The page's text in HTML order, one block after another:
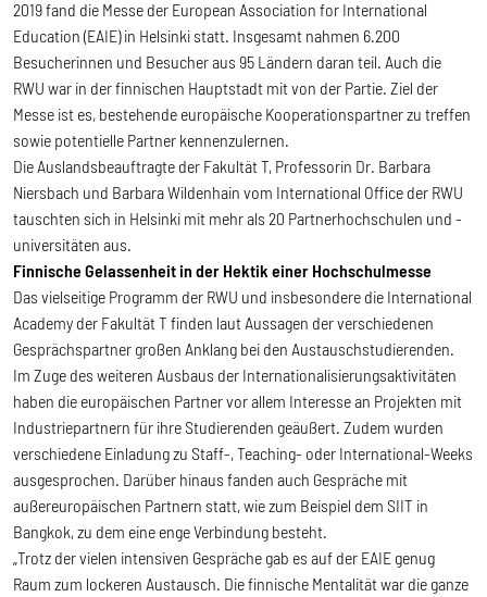
2019 fand die Messe der European Association for International
Education (EAIE) in Helsinki statt. Insgesamt nahmen 6.200
Besucherinnen und Besucher aus 95 Ländern daran teil. Auch die
RWU war in der finnischen Hauptstadt mit von der Partie. Ziel der
Messe ist es, bestehende europäische Kooperationspartner zu treffen
sowie potentielle Partner kennenzulernen.
Die Auslandsbeauftragte der Fakultät T, Professorin Dr. Barbara
Niersbach und Barbara Wildenhain vom International Office der RWU
tauschten sich in Helsinki mit mehr als 20 Partnerhochschulen und -
universitäten aus.
Finnische Gelassenheit in der Hektik einer Hochschulmesse
Das vielseitige Programm der RWU und insbesondere die International
Academy der Fakultät T finden laut Aussagen der verschiedenen
Gesprächspartner großen Anklang bei den Austauschstudierenden.
Im Zuge des weiteren Ausbaus der Internationalisierungsaktivitäten
haben die europäischen Partner vor allem Interesse an Projekten mit
Industriepartnern für ihre Studierenden geäußert. Zudem wurden
verschiedene Einladung zu Staff-, Teaching- oder International-Weeks
ausgesprochen. Darüber hinaus fanden auch Gespräche mit
außereuropäischen Partnern statt, wie zum Beispiel dem SIIT in
Bangkok, zu dem eine enge Verbindung besteht.
„Trotz der vielen intensiven Gespräche gab es auf der EAIE genug
Raum zum lockeren Austausch. Die finnische Mentalität war die ganze